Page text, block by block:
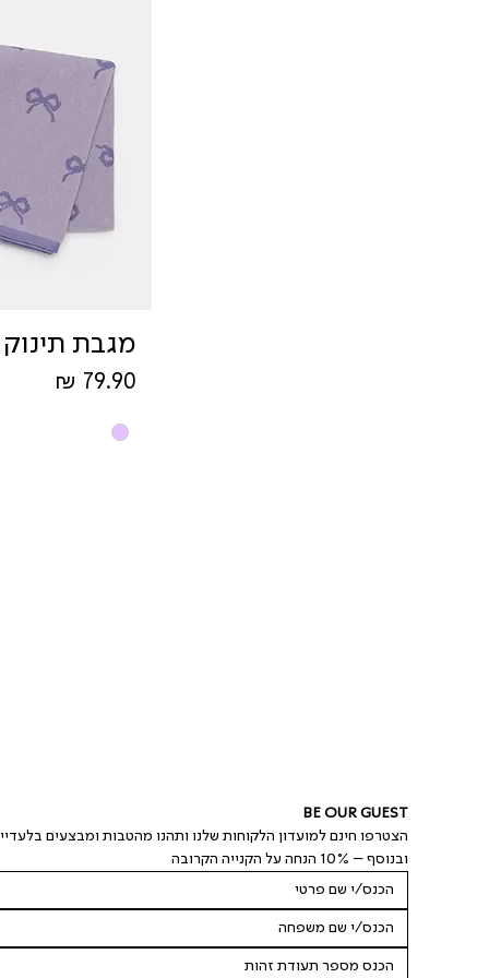
מגבת תינוק
מחיר
BE OUR GUEST
הצטרפו חינם למועדון הלקוחות שלנו ותהנו מהטבות ומבצעים
ובנוסף – 10% הנחה על הקנייה הקרובה